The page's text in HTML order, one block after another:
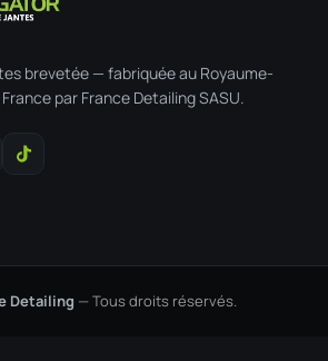
brevetée — fabriquée au Royaume-
par France Detailing SASU.
Detailing — Tous droits réservés.